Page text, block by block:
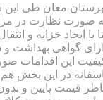
و ۵۰ هکتار به صورت
ایجاد خزانه و
گواهی بهداشت و
این اقدامات
در این بخش
قیمت پایین و